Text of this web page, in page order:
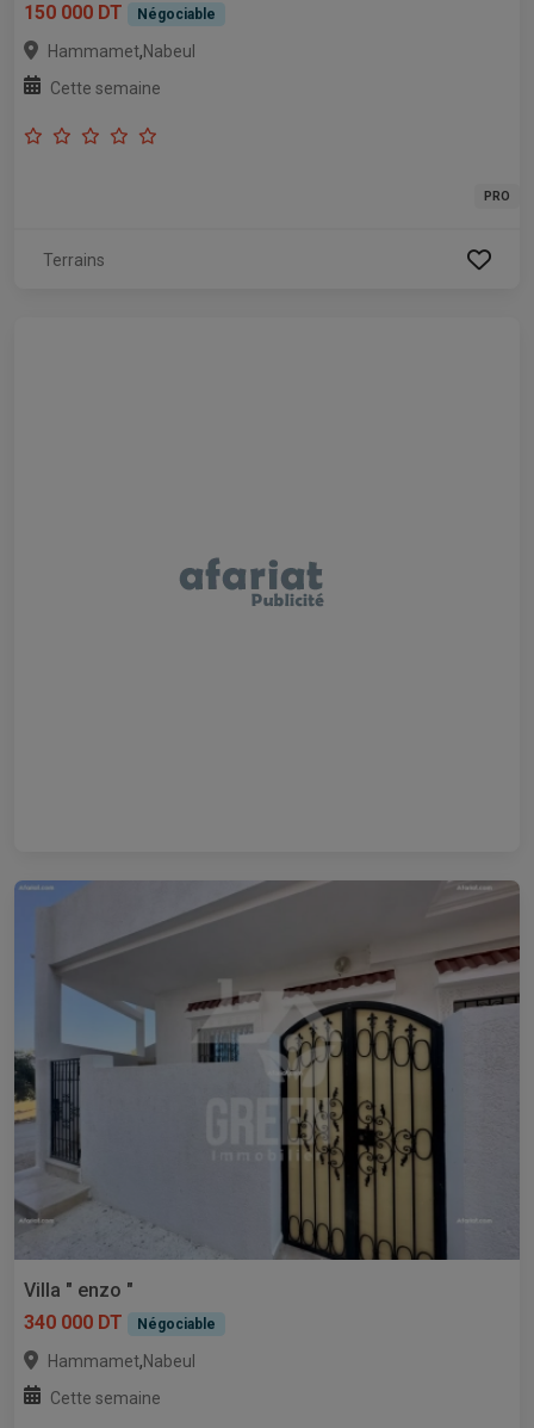
150 000 DT Négociable
Hammamet,Nabeul
Cette semaine
PRO
Terrains
Villa " enzo "
340 000 DT
Négociable
Hammamet,Nabeul
Cette semaine